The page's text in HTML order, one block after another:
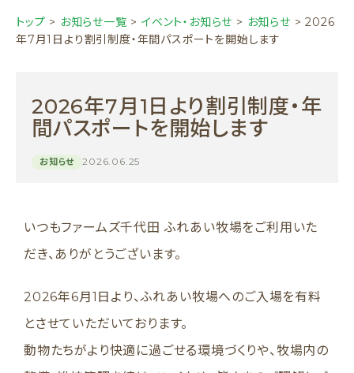
トップ > お知らせ一覧 >イベント・お知らせ > お知らせ >2026
年7月1日より割引制度・年間パスポートを開始します
2026年7月1日より割引制度・年
間パスポートを開始します
お知らせ 2026.06.25
いつもファームズ千代田 ふれあい牧場をご利用いた
だき、ありがとうございます。
2026年6月1日より、ふれあい牧場へのご入場を有料
とさせていただいております。
動物たちがより快適に過ごせる環境づくりや、牧場内の